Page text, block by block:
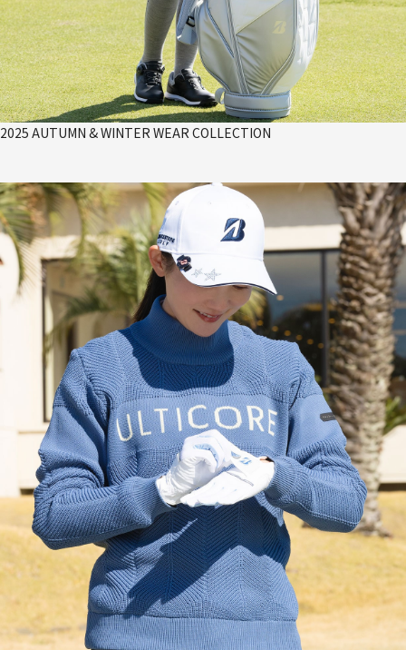
2025 AUTUMN & WINTER WEAR COLLECTION